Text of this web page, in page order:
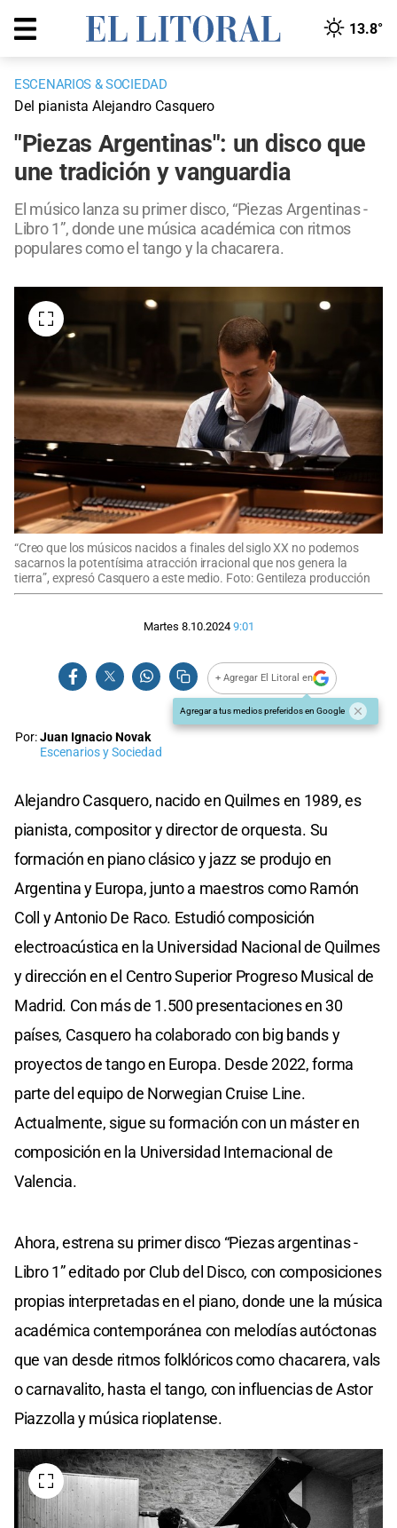
13.8°
ESCENARIOS & SOCIEDAD
Del pianista Alejandro Casquero
"Piezas Argentinas": un disco que
une tradición y vanguardia
El músico lanza su primer disco, “Piezas Argentinas -
Libro 1”, donde une música académica con ritmos
populares como el tango y la chacarera.
“Creo que los músicos nacidos a finales del siglo XX no podemos
sacarnos la potentísima atracción irracional que nos genera la
tierra”, expresó Casquero a este medio. Foto: Gentileza producción
Martes 8.10.2024 9:01
+ Agregar El Litoral en
Agregar a tus medios preferidos en Google
Por:Juan Ignacio Novak
Escenarios y Sociedad
Alejandro Casquero, nacido en Quilmes en 1989, es
pianista, compositor y director de orquesta. Su
formación en piano clásico y jazz se produjo en
Argentina y Europa, junto a maestros como Ramón
Coll y Antonio De Raco. Estudió composición
electroacústica en la Universidad Nacional de Quilmes
y dirección en el Centro Superior Progreso Musical de
Madrid. Con más de 1.500 presentaciones en 30
países, Casquero ha colaborado con big bands y
proyectos de tango en Europa. Desde 2022, forma
parte del equipo de Norwegian Cruise Line.
Actualmente, sigue su formación con un máster en
composición en la Universidad Internacional de
Valencia.
Ahora, estrena su primer disco “Piezas argentinas -
Libro 1” editado por Club del Disco, con composiciones
propias interpretadas en el piano, donde une la música
académica contemporánea con melodías autóctonas
que van desde ritmos folklóricos como chacarera, vals
o carnavalito, hasta el tango, con influencias de Astor
Piazzolla y música rioplatense.